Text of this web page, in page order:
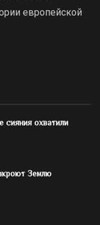
европейской
сияния охватили
Землю